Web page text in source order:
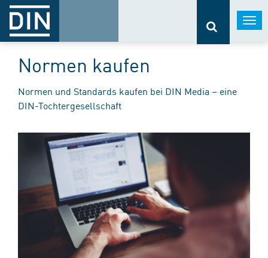
Normen kaufen
Normen und Standards kaufen bei DIN Media – eine
DIN-Tochtergesellschaft